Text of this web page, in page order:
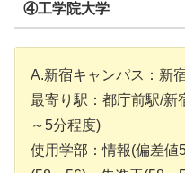
④工学院大学
A.新宿キャンパス：新
最寄り駅：都庁前駅/新
～5分程度)
使用学部：情報(偏差値